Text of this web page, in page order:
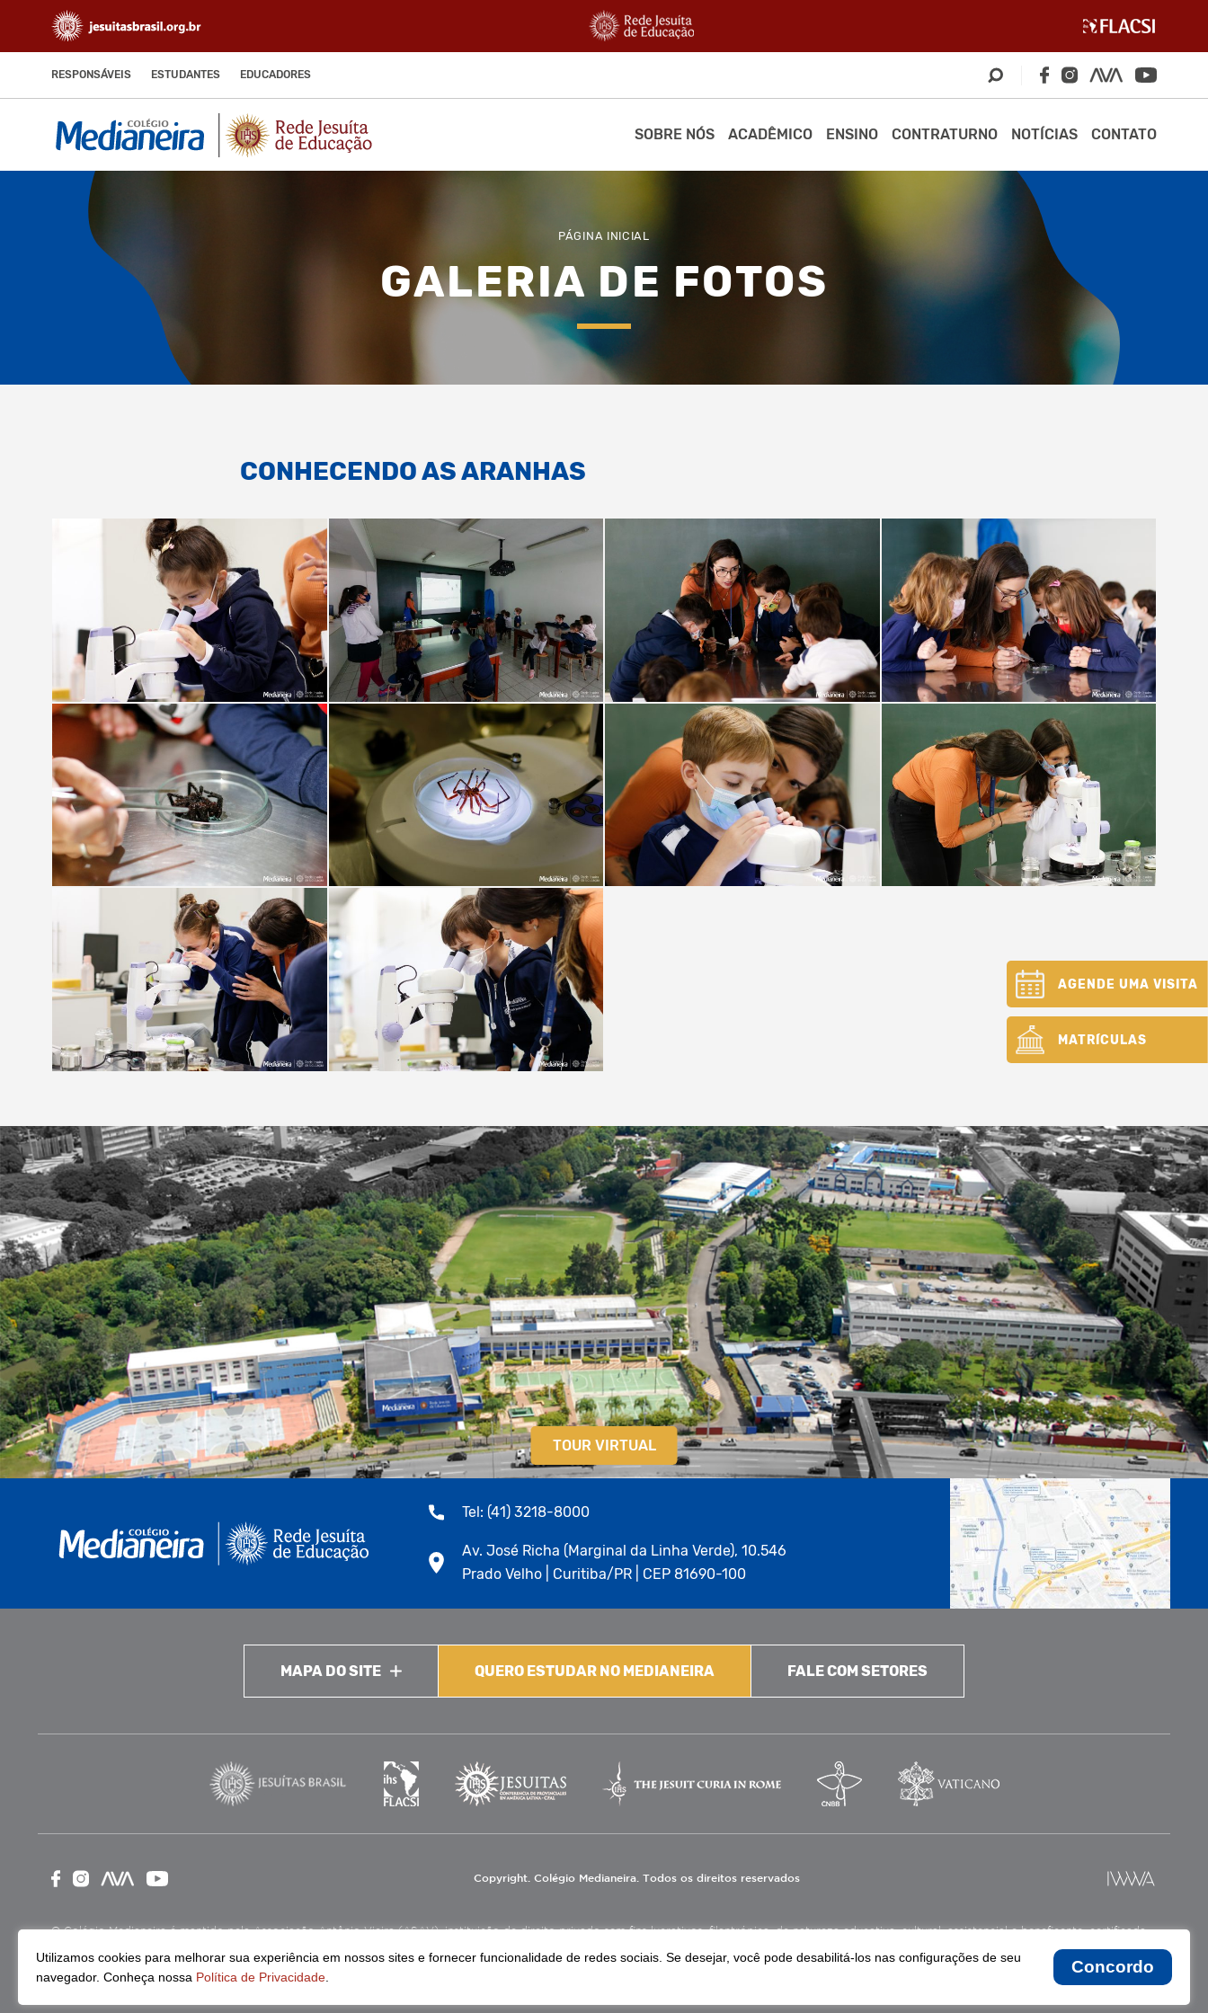
RESPONSÁVEIS ESTUDANTES EDUCADORES
SOBRE NÓS ACADÊMICO ENSINO CONTRATURNO NOTÍCIAS CONTATO
PÁGINA INICIAL
GALERIA DE FOTOS
CONHECENDO AS ARANHAS
AGENDE UMA VISITA
MATRÍCULAS
TOUR VIRTUAL
Tel: (41) 3218-8000
Av. José Richa (Marginal da Linha Verde), 10.546
Prado Velho | Curitiba/PR | CEP 81690-100
MAPA DO SITE QUERO ESTUDAR NO MEDIANEIRA FALE COM SETORES
Copyright. Colégio Medianeira. Todos os direitos reservados
O Colégio Medianeira é mantido pela Associação Antônio Vieira (ASAV), instituição de direito privado sem fins lucrativos, filantrópica, de natureza educativa, cultural, assistencial e beneficente, certificada
Continue lendo
Utilizamos cookies para melhorar sua experiência em nossos sites e fornecer funcionalidade de redes sociais. Se desejar, você pode desabilitá-los nas configurações de seu
navegador. Conheça nossa Política de Privacidade
Concordo